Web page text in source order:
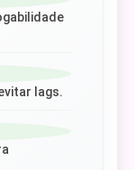
lags.